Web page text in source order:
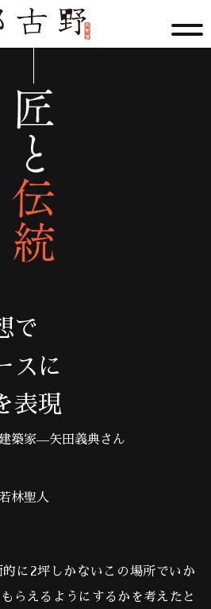
で
スに
表現
築家—矢田義典さん
林聖人
に2坪しかないこの場所でいか
らえるようにするかを考えたと